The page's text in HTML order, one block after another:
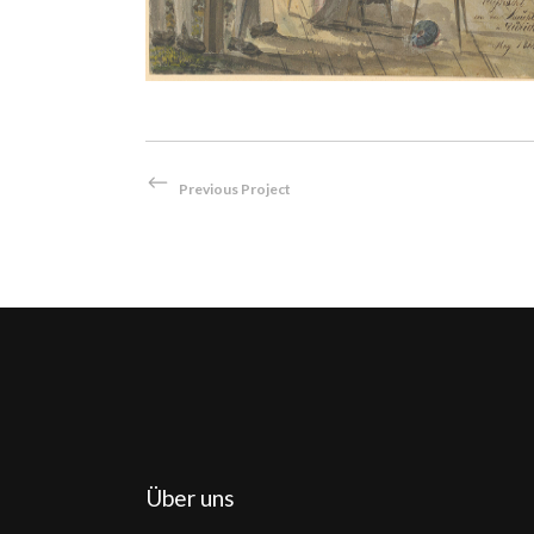
Previous Project
Über uns